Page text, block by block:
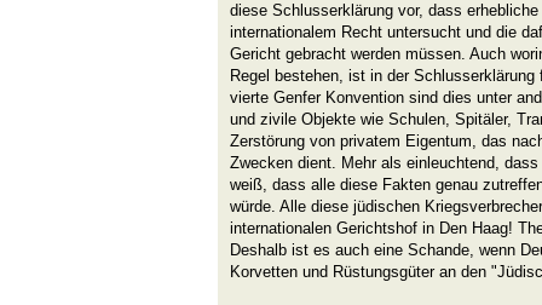
diese Schlusserklärung vor, dass
internationalem Recht untersucht und die
Gericht gebracht werden müssen. Auch
Regel bestehen, ist in der
vierte Genfer Konvention sind dies unter
und zivile Objekte wie Schulen, Spitäler,
Zerstörung von privatem Eigentum, das
Zwecken dient. Mehr als einleuchtend,
weiß, dass alle diese Fakten genau
würde. Alle diese jüdischen
internationalen Gerichtshof in Den Haag!
Deshalb ist es auch eine Schande, wenn
Korvetten und Rüstungsgüter an den